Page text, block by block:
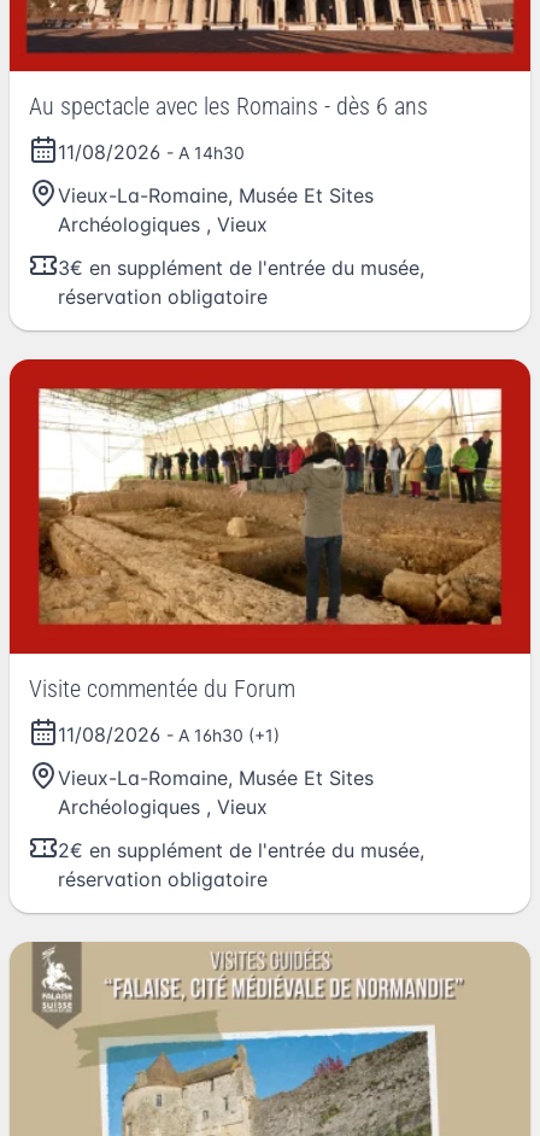
Au spectacle avec les Romains - dès 6 ans
11/08/2026 - A 14h30
Vieux-La-Romaine, Musée Et Sites
Archéologiques , Vieux
3€ en supplément de l'entrée du musée,
réservation obligatoire
Visite commentée du Forum
11/08/2026 - A 16h30 (+1)
Vieux-La-Romaine, Musée Et Sites
Archéologiques , Vieux
2€ en supplément de l'entrée du musée,
réservation obligatoire